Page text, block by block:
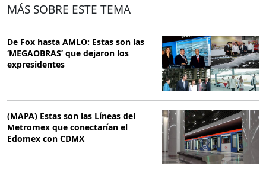
MÁS SOBRE ESTE TEMA
De Fox hasta AMLO: Estas son las
‘MEGAOBRAS’ que dejaron los
expresidentes
(MAPA) Estas son las Líneas del
Metromex que conectarían el
Edomex con CDMX